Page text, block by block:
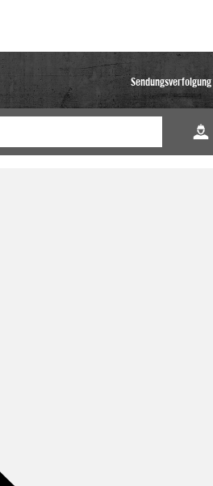
Sendungsverfolgung